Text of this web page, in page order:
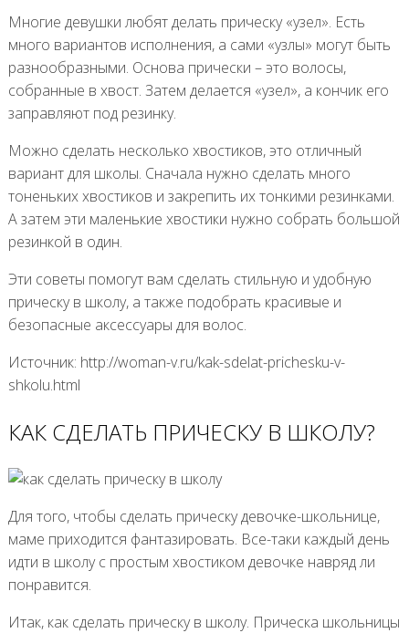
Многие девушки любят делать прическу «узел». Есть
много вариантов исполнения, а сами «узлы» могут быть
разнообразными. Основа прически – это волосы,
собранные в хвост. Затем делается «узел», а кончик его
заправляют под резинку.
Можно сделать несколько хвостиков, это отличный
вариант для школы. Сначала нужно сделать много
тоненьких хвостиков и закрепить их тонкими резинками.
А затем эти маленькие хвостики нужно собрать большой
резинкой в один.
Эти советы помогут вам сделать стильную и удобную
прическу в школу, а также подобрать красивые и
безопасные аксессуары для волос.
Источник: http://woman-v.ru/kak-sdelat-prichesku-v-
shkolu.html
КАК СДЕЛАТЬ ПРИЧЕСКУ В ШКОЛУ?
Для того, чтобы сделать прическу девочке-школьнице,
маме приходится фантазировать. Все-таки каждый день
идти в школу с простым хвостиком девочке навряд ли
понравится.
Итак, как сделать прическу в школу. Прическа школьницы